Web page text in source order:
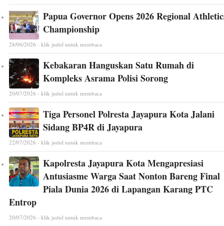
Papua Governor Opens 2026 Regional
Championship
28/06/2026 - klik judul untuk membaca
Kebakaran Hanguskan Satu Rumah di
Kompleks Asrama Polisi Sorong
20/07/2026 - klik judul untuk membaca
Tiga Personel Polresta Jayapura Kota Jalani
Sidang BP4R di Jayapura
22/07/2026 - klik judul untuk membaca
Kapolresta Jayapura Kota Mengapresiasi
Antusiasme Warga Saat Nonton Bareng Final
Piala Dunia 2026 di Lapangan Karang PTC
Entrop
20/07/2026 - klik judul untuk membaca